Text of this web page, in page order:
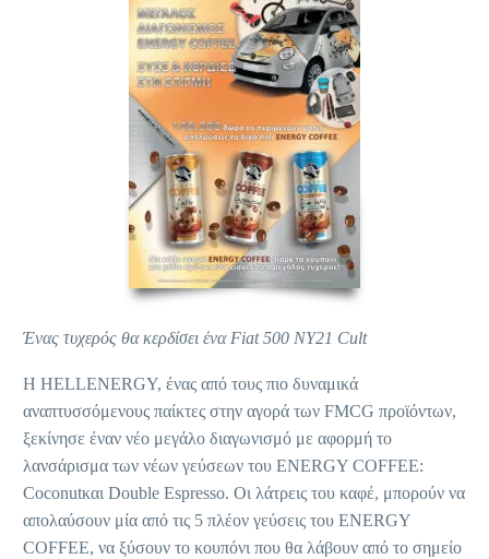
Ένας τυχερός θα κερδίσει ένα Fiat500 NY21 Cult
Η HELLENERGY, ένας από τους πιο δυναμικά
αναπτυσσόμενους παίκτες στην αγορά των FMCG προϊόντων,
ξεκίνησε έναν νέο μεγάλο διαγωνισμό με αφορμή το
λανσάρισμα των νέων γεύσεων του ENERGY COFFEE:
Coconutκαι Double Espresso. Οι λάτρεις του καφέ, μπορούν να
απολαύσουν μία από τις 5 πλέον γεύσεις του ENERGY
COFFEE, να ξύσουν το κουπόνι που θα λάβουν από το σημείο